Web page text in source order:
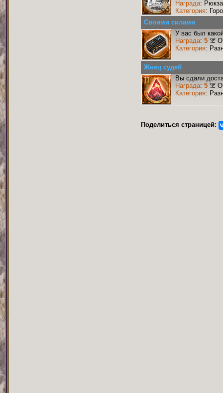
Награда:
Категория:
Своими силами
У вас был
Награда: 5
Категория:
Жнец судеб
Вы сдали
Награда: 5
Категория:
Поделиться страницей: